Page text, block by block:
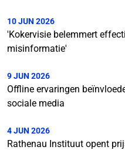
10 JUN 2026
'Kokervisie belemmert
misinformatie'
9 JUN 2026
Offline ervaringen
sociale media
4 JUN 2026
Rathenau Instituut opent